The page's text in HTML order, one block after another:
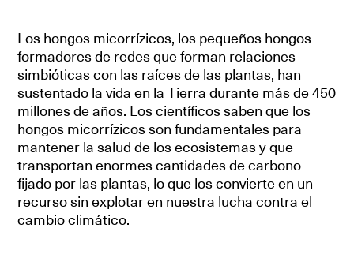
Los hongos micorrízicos, los pequeños hongos
formadores de redes que forman relaciones
simbióticas con las raíces de las plantas, han
sustentado la vida en la Tierra durante más de 450
millones de años. Los científicos saben que los
hongos micorrízicos son fundamentales para
mantener la salud de los ecosistemas y que
transportan enormes cantidades de carbono
fijado por las plantas, lo que los convierte en un
recurso sin explotar en nuestra lucha contra el
cambio climático.